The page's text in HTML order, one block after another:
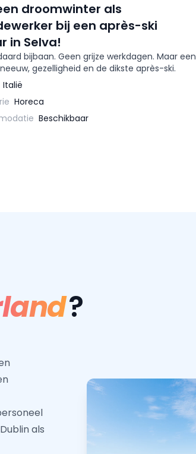
droomwinter als
bij een après-ski
in Selva!
bijbaan. Geen grijze werkdagen. Maar een
gezelligheid en de dikste après-ski.
Italië
Horeca
Beschikbaar
?
als